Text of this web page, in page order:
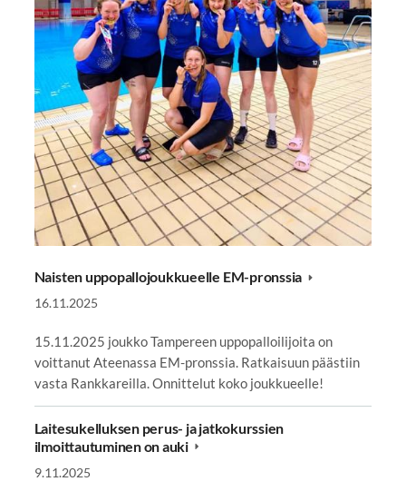
Naisten uppopallojoukkueelle EM-pronssia
16.11.2025
15.11.2025 joukko Tampereen uppopalloilijoita on
voittanut Ateenassa EM-pronssia. Ratkaisuun päästiin
vasta Rankkareilla. Onnittelut koko joukkueelle!
Laitesukelluksen perus- ja jatkokurssien
ilmoittautuminen on auki
9.11.2025